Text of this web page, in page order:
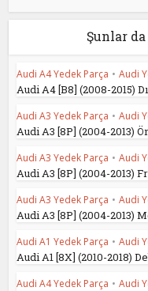
Şunlar
Audi A4 Yedek Parça • Audi
Audi A4 [B8] (2008-2015)
Audi A3 Yedek Parça • Audi
Audi A3 [8P] (2004-2013)
Audi A3 Yedek Parça • Audi
Audi A3 [8P] (2004-2013)
Audi A3 Yedek Parça • Audi
Audi A3 [8P] (2004-2013)
Audi A1 Yedek Parça • Audi
Audi A1 [8X] (2010-2018)
Audi A4 Yedek Parça • Audi